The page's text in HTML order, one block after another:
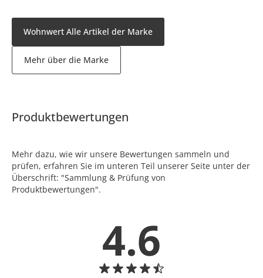
Wohnwert Alle Artikel der Marke
Mehr über die Marke
Produktbewertungen
Mehr dazu, wie wir unsere Bewertungen sammeln und
prüfen, erfahren Sie im unteren Teil unserer Seite unter der
Überschrift: "Sammlung & Prüfung von
Produktbewertungen".
4.6